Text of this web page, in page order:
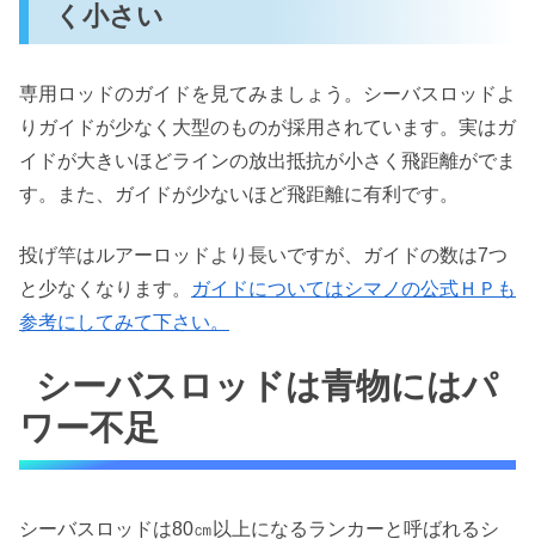
く小さい
専用ロッドのガイドを見てみましょう。シーバスロッドよ
りガイドが少なく大型のものが採用されています。実はガ
イドが大きいほどラインの放出抵抗が小さく飛距離がでま
す。また、ガイドが少ないほど飛距離に有利です。
投げ竿はルアーロッドより長いですが、ガイドの数は7つ
と少なくなります。
ガイドについてはシマノの公式ＨＰも
参考にしてみて下さい。
シーバスロッドは青物にはパ
ワー不足
シーバスロッドは80㎝以上になるランカーと呼ばれるシ